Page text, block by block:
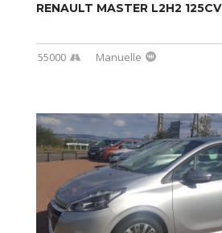
RENAULT MASTER L2H2 125CV
55000 Manuelle